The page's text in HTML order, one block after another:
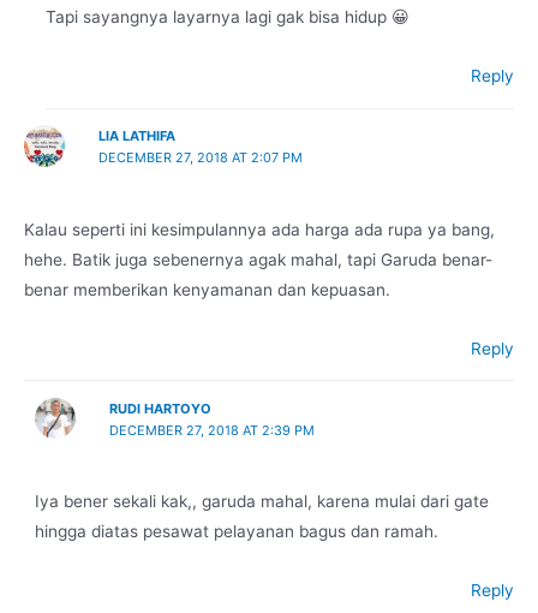
Tapi sayangnya layarnya lagi gak bisa hidup 😀
Reply
LIA LATHIFA
DECEMBER 27, 2018 AT 2:07 PM
Kalau seperti ini kesimpulannya ada harga ada rupa ya bang,
hehe. Batik juga sebenernya agak mahal, tapi Garuda benar-
benar memberikan kenyamanan dan kepuasan.
Reply
RUDI HARTOYO
DECEMBER 27, 2018 AT 2:39 PM
Iya bener sekali kak,, garuda mahal, karena mulai dari gate
hingga diatas pesawat pelayanan bagus dan ramah.
Reply